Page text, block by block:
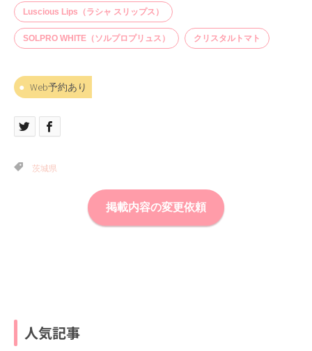
Luscious Lips（ラシャ スリップス）
SOLPRO WHITE（ソルプロプリュス） クリスタルトマト
Web予約あり
茨城県
掲載内容の変更依頼
人気記事